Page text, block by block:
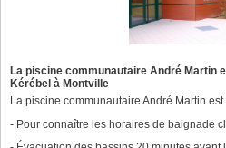
La piscine communautaire André Martin
Kérébel à Montville
La piscine communautaire André Martin
- Pour connaître les horaires de baignade